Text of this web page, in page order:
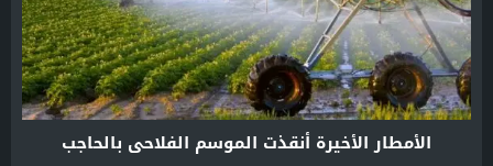
الأمطار الأخيرة أنقذت الموسم الفلاحي بالحاجب